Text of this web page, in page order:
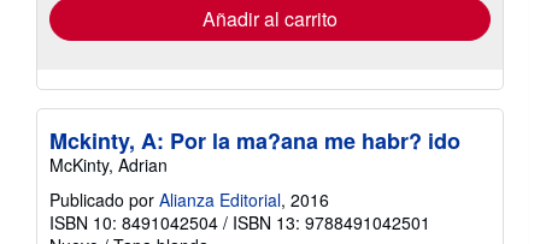
envío
Añadir al carrito
Mckinty, A: Por la ma?ana me habr? ido
McKinty, Adrian
Publicado por Alianza Editorial, 2016
ISBN 10: 8491042504 / ISBN 13: 9788491042501